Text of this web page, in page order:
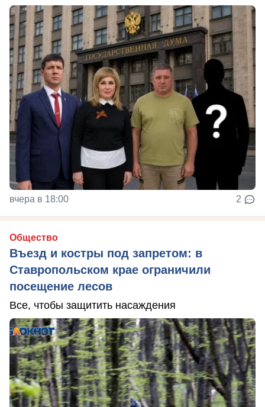
вчера в 18:00 2
Общество
Въезд и костры под запретом: в
Ставропольском крае ограничили
посещение лесов
Все, чтобы защитить насаждения